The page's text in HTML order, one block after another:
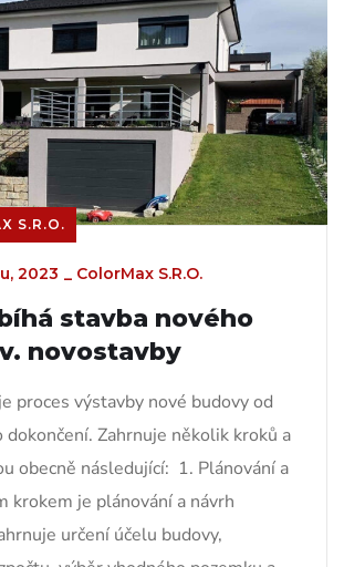
S.R.O.
2023 _ ColorMax S.r.o.
stavba nového
novostavby
proces výstavby nové budovy od
dokončení. Zahrnuje několik kroků a
obecně následující: 1. Plánování a
krokem je plánování a návrh
určení účelu budovy,